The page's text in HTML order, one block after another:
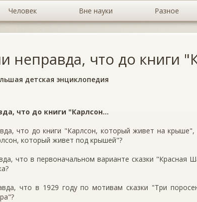
Человек Вне науки Разное
неправда, что до книги
детская энциклопедия
что до книги "Карлсон...
что до книги "Карлсон, который живет на крыше",
который живет под крышей"?
что в первоначальном варианте сказки "Красная
что в 1929 году по мотивам сказки "Три